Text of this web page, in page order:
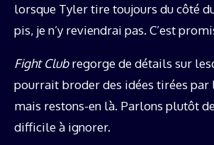
lorsque Tyler tire toujours du côté
pis, je n’y reviendrai pas. C’est
Fight Clubregorge de détails sur
pourrait broder des idées tirées par
mais restons-en là. Parlons plutôt
difficile à ignorer.